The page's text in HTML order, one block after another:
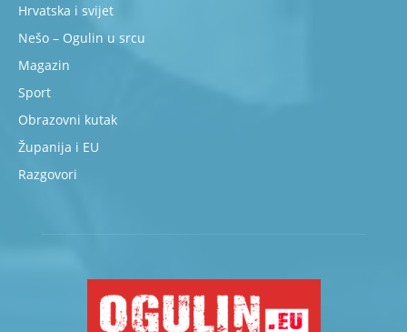
Hrvatska i svijet
Nešo – Ogulin u srcu
Magazin
Sport
Obrazovni kutak
Županija i EU
Razgovori